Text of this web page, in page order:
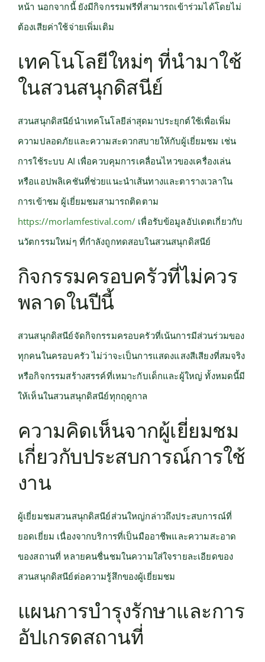
หน้า นอกจากนี้ ยังมีกิจกรรมฟรีที่สามารถเข้าร่วมได้โดยไม่
ต้องเสียค่าใช้จ่ายเพิ่มเติม
เทคโนโลยีใหม่ๆ ที่นำมาใช้
ในสวนสนุกดิสนีย์
สวนสนุกดิสนีย์นำเทคโนโลยีล่าสุดมาประยุกต์ใช้เพื่อเพิ่ม
ความปลอดภัยและความสะดวกสบายให้กับผู้เยี่ยมชม เช่น
การใช้ระบบ AI เพื่อควบคุมการเคลื่อนไหวของเครื่องเล่น
หรือแอปพลิเคชันที่ช่วยแนะนำเส้นทางและตารางเวลาใน
การเข้าชม ผู้เยี่ยมชมสามารถติดตาม
https://morlamfestival.com/ เพื่อรับข้อมูลอัปเดตเกี่ยวกับ
นวัตกรรมใหม่ๆ ที่กำลังถูกทดสอบในสวนสนุกดิสนีย์
กิจกรรมครอบครัวที่ไม่ควร
พลาดในปีนี้
สวนสนุกดิสนีย์จัดกิจกรรมครอบครัวที่เน้นการมีส่วนร่วมของ
ทุกคนในครอบครัว ไม่ว่าจะเป็นการแสดงแสงสีเสียงที่สมจริง
หรือกิจกรรมสร้างสรรค์ที่เหมาะกับเด็กและผู้ใหญ่ ทั้งหมดนี้มี
ให้เห็นในสวนสนุกดิสนีย์ทุกฤดูกาล
ความคิดเห็นจากผู้เยี่ยมชม
เกี่ยวกับประสบการณ์การใช้
งาน
ผู้เยี่ยมชมสวนสนุกดิสนีย์ส่วนใหญ่กล่าวถึงประสบการณ์ที่
ยอดเยี่ยม เนื่องจากบริการที่เป็นมืออาชีพและความสะอาด
ของสถานที่ หลายคนชื่นชมในความใส่ใจรายละเอียดของ
สวนสนุกดิสนีย์ต่อความรู้สึกของผู้เยี่ยมชม
แผนการบำรุงรักษาและการ
อัปเกรดสถานที่